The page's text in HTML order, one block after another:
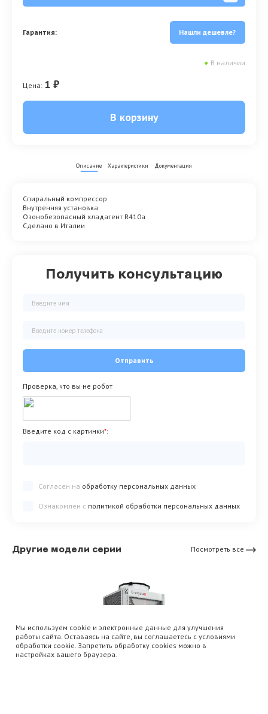
Гарантия: Нашли дешевле?
● В наличии
Цена: 1 ₽
В корзину
Получить консультацию
Отправить
Проверка, что вы не робот
Введите код с картинки*:
Согласен на обработку персональных данных
Ознакомлен с политикой обработки персональных данных
Описание Характеристики Документация
Спиральный компрессор
Внутренняя установка
Озонобезопасный хладагент R410a
Сделано в Италии
Другие модели серии Посмотреть все
Мы используем cookie и электронные данные для улучшения
работы сайта. Оставаясь на сайте, вы соглашаетесь с условиями
обработки cookie. Запретить обработку cookies можно в
настройках вашего браузера.